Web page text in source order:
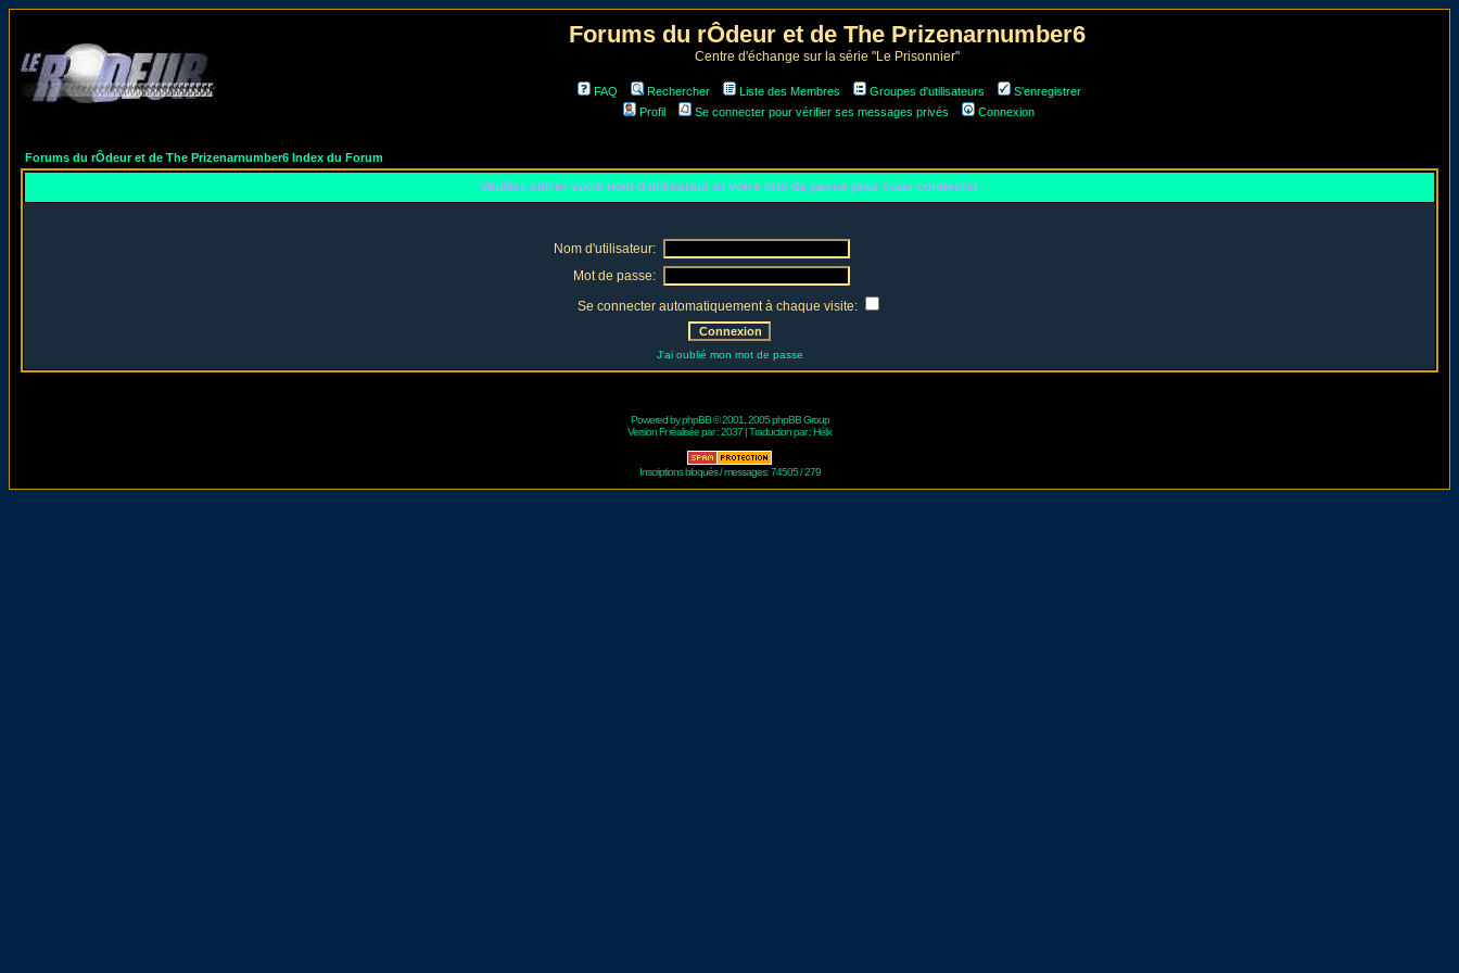
Forums du rÔdeur et de The Prizenarnumber6
Centre d'échange sur la série "Le Prisonnier"
FAQ Rechercher Liste des Membres Groupes d'utilisateurs
S'enregistrer
Profil
Se connecter pour vérifier ses messages privés Connexion
Forums du rÔdeur et de The Prizenarnumber6 Index du Forum
Veuillez entrer votre nom d'utilisateur et votre mot de passe pour vous connecter
Nom d'utilisateur:
Mot de passe:
Se connecter automatiquement à chaque visite:
J'ai oublié mon mot de passe
Powered byphpBB© 2001, 2005 phpBB Group
Version Fr réalisée par :2037 | Traduction par :Hélix
Inscriptions bloqués / messages: 74505 / 279